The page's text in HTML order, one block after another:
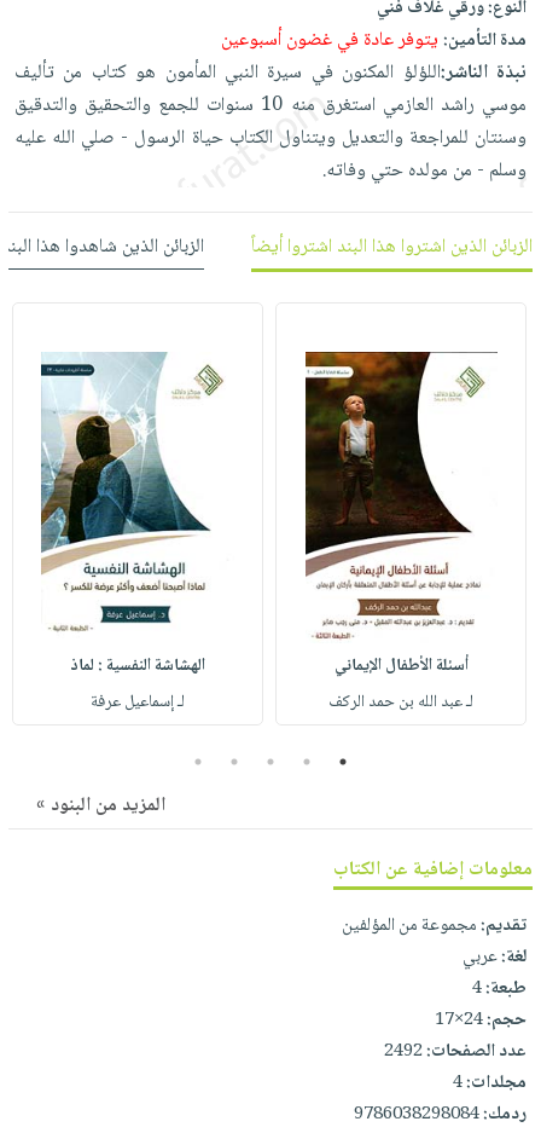
العناية
بالأسنان
الحمية
والتغذية
أدوات
المائدة
الأوعية
والتخزين
أدوات
المطبخ
الأكثر
مبيعاً
العودة
للمدارس
اكسسوارات
كتب
منزلية
اكسسوارات
مطرزات
حقائب
عناية
أطفال
مناسبات
شحن
مجاني
بنود
مختارة
اشتراكات
الاشتراكات
صندوق
بلا
حدود
متقدم
وفرات
سياسة
الشركة
فيديوهات
يتكرر
طرحها
خدمات
نيل
كتابك
تواصل
الأمنيات
عربة
التسوق
الإصدارات
النوع:ورقي غلاف فني
مدة التأمين:يتوفر عادة في غضون أسبوعين
نبذة الناشر:اللؤلؤ المكنون في سيرة النبي المأمون هو كتاب من تأليف
موسي راشد العازمي استغرق منه 10 سنوات للجمع والتحقيق والتدقيق
وسنتان للمراجعة والتعديل ويتناول الكتاب حياة الرسول - صلي الله عليه
وسلم - من مولده حتي وفاته.
الزبائن الذين اشتروا هذا البند اشتروا أيضاً الزبائن الذين شاهدوا هذا
أسئلة الأطفال الإيماني
لـ عبد الله بن حمد الركف
الهشاشة النفسية : لماذ
لـ إسماعيل عرفة
1
2
3
4
5
المزيد من البنود »
معلومات إضافية عن الكتاب
تقديم:مجموعة من المؤلفين
لغة:عربي
طبعة:4
حجم:24×17
عدد الصفحات:2492
مجلدات:4
ردمك:9786038298084